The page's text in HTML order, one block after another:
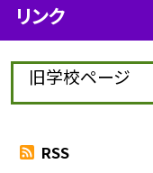
リンク
旧学校ページ
RSS